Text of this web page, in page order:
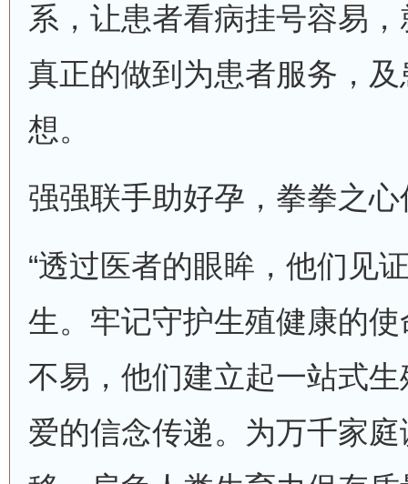
系，让患者看病挂号容易
真正的做到为患者服务，
想。
强强联手助好孕，拳拳之
“透过医者的眼眸，他们见
生。牢记守护生殖健康的
不易，他们建立起一站式
爱的信念传递。为万千家